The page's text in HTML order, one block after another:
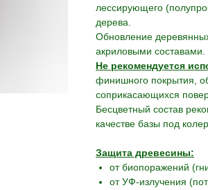
лессирующего
дерева.
Обновление
акриловыми составами.
Не рекомендуется
финишного покрытия,
соприкасающихся
Бесцветный состав
качестве базы под
Защита древесины:
от биопоражений
от УФ-излучения